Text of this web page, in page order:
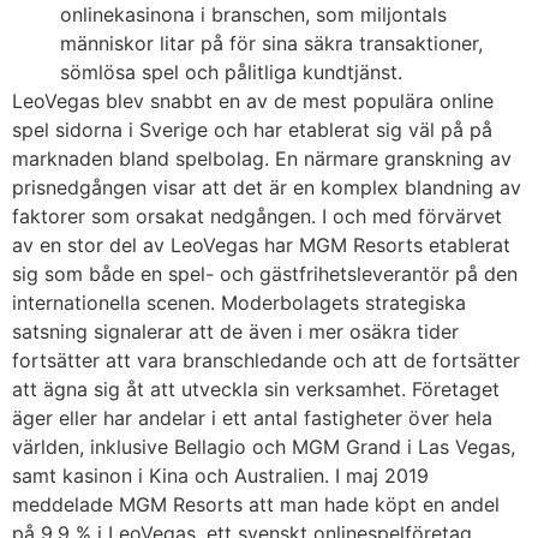
onlinekasinona i branschen, som miljontals
människor litar på för sina säkra transaktioner,
sömlösa spel och pålitliga kundtjänst.
LeoVegas blev snabbt en av de mest populära online
spel sidorna i Sverige och har etablerat sig väl på på
marknaden bland spelbolag. En närmare granskning av
prisnedgången visar att det är en komplex blandning av
faktorer som orsakat nedgången. I och med förvärvet
av en stor del av LeoVegas har MGM Resorts etablerat
sig som både en spel- och gästfrihetsleverantör på den
internationella scenen. Moderbolagets strategiska
satsning signalerar att de även i mer osäkra tider
fortsätter att vara branschledande och att de fortsätter
att ägna sig åt att utveckla sin verksamhet. Företaget
äger eller har andelar i ett antal fastigheter över hela
världen, inklusive Bellagio och MGM Grand i Las Vegas,
samt kasinon i Kina och Australien. I maj 2019
meddelade MGM Resorts att man hade köpt en andel
på 9,9 % i LeoVegas, ett svenskt onlinespelföretag.